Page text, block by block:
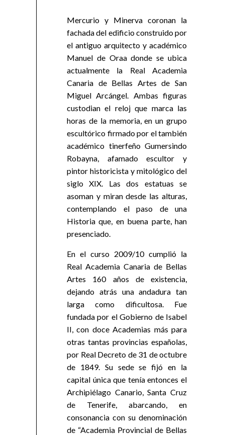
Mercurio y Minerva coronan la
fachada del edificio construido por
el antiguo arquitecto y académico
Manuel de Oraa donde se ubica
actualmente la Real Academia
Canaria de Bellas Artes de San
Miguel Arcángel. Ambas figuras
custodian el reloj que marca las
horas de la memoria, en un grupo
escultórico firmado por el también
académico tinerfeño Gumersindo
Robayna, afamado escultor y
pintor historicista y mitológico del
siglo XIX. Las dos estatuas se
asoman y miran desde las alturas,
contemplando el paso de una
Historia que, en buena parte, han
presenciado.
En el curso 2009/10 cumplió la
Real Academia Canaria de Bellas
Artes 160 años de existencia,
dejando atrás una andadura tan
larga como dificultosa. Fue
fundada por el Gobierno de Isabel
II, con doce Academias más para
otras tantas provincias españolas,
por Real Decreto de 31 de octubre
de 1849. Su sede se fijó en la
capital única que tenía entonces el
Archipiélago Canario, Santa Cruz
de Tenerife, abarcando, en
consonancia con su denominación
de “Academia Provincial de Bellas